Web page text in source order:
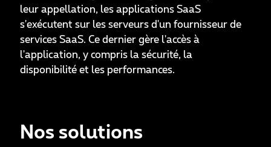
leur appellation, les applications SaaS
s'exécutent sur les serveurs d'un fournisseur de
services SaaS. Ce dernier gère l'accès à
l'application, y compris la sécurité, la
disponibilité et les performances.
Nos solutions